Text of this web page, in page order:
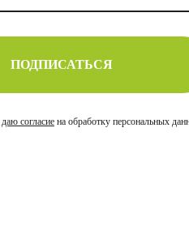
ПОДПИСАТЬСЯ
даю согласие на обработку персональных